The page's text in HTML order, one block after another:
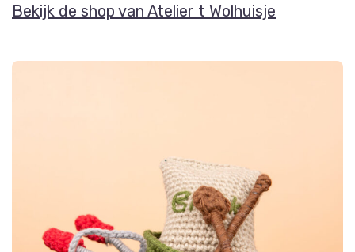
Bekijk de shop van Atelier t Wolhuisje